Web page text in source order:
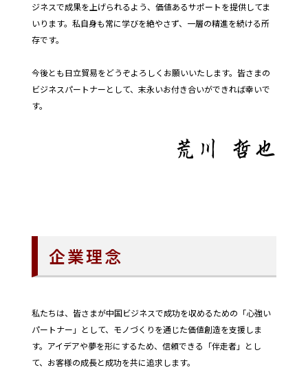
ジネスで成果を上げられるよう、価値あるサポートを提供してま
いります。私自身も常に学びを絶やさず、一層の精進を続ける所
存です。
今後とも日立貿易をどうぞよろしくお願いいたします。皆さまの
ビジネスパートナーとして、末永いお付き合いができれば幸いで
す。
企業理念
私たちは、皆さまが中国ビジネスで成功を収めるための「心強い
パートナー」として、モノづくりを通じた価値創造を支援しま
す。アイデアや夢を形にするため、信頼できる「伴走者」とし
て、お客様の成長と成功を共に追求します。